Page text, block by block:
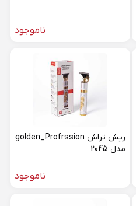
ناموجود
ریش تراش golden_Profrssion
مدل 2045
ناموجود